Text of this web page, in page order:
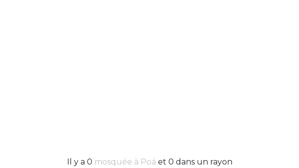
Il y a 0 mosquée à Poá et 0 dans un rayon